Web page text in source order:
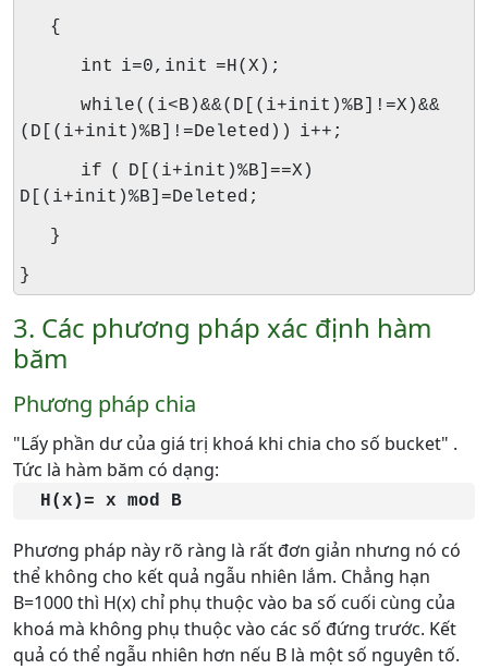
{
int i=0,init =H(X);
while((i<B)&&(D[(i+init)%B]!=X)&&
(D[(i+init)%B]!=Deleted)) i++;
if ( D[(i+init)%B]==X)
D[(i+init)%B]=Deleted;
}
}
3. Các phương pháp xác định hàm
băm
Phương pháp chia
"Lấy phần dư của giá trị khoá khi chia cho số bucket" .
Tức là hàm băm có dạng:
  H(x)= x mod B
Phương pháp này rõ ràng là rất đơn giản nhưng nó có
thể không cho kết quả ngẫu nhiên lắm. Chẳng hạn
B=1000 thì H(x) chỉ phụ thuộc vào ba số cuối cùng của
khoá mà không phụ thuộc vào các số đứng trước. Kết
quả có thể ngẫu nhiên hơn nếu B là một số nguyên tố.